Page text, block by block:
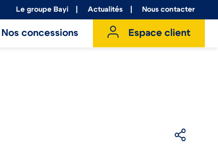
Le groupe Bayi Actualités Nous contacter
Nos concessions Espace client